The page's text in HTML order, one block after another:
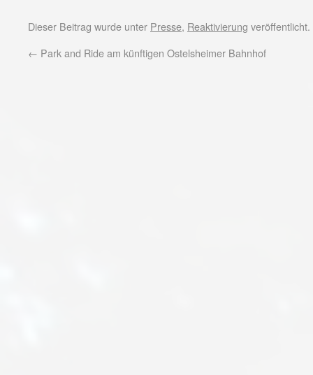
Dieser Beitrag wurde unter Presse, Reaktivierung
← Park and Ride am künftigen Ostelsheimer Bahnhof